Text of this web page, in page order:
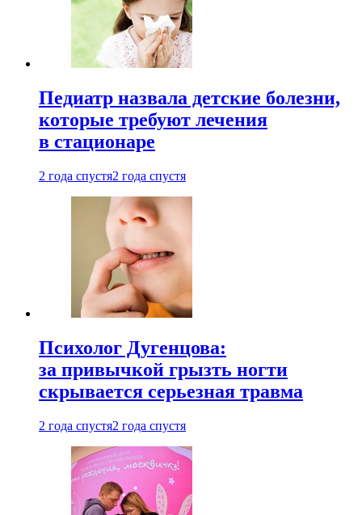
Педиатр назвала детские болезни,
которые требуют лечения
в стационаре
2 года спустя2 года спустя
Психолог Дугенцова:
за привычкой грызть ногти
скрывается серьезная травма
2 года спустя2 года спустя